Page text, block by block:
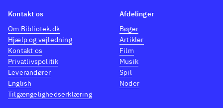
Kontakt os
Om Bibliotek.dk
Hjælp og vejledning
Kontakt os
Privatlivspolitik
Leverandører
English
Tilgængelighedserklæring
Afdelinger
Bøger
Artikler
Film
Musik
Spil
Noder